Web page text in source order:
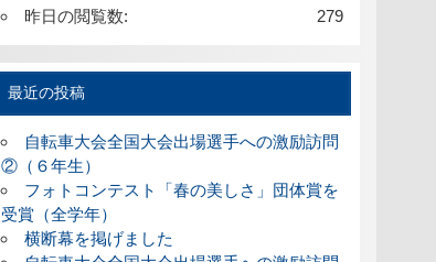
279
昨日の閲覧数:
最近の投稿
自転車大会全国大会出場選手への激励訪問
②（６年生）
フォトコンテスト「春の美しさ」団体賞を
受賞（全学年）
横断幕を掲げました